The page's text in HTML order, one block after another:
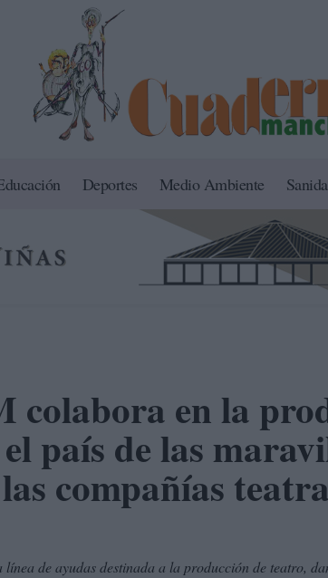
Deportes Medio Ambiente
colabora en la
país de las
compañías
de ayudas destinada a la producción de teatro,